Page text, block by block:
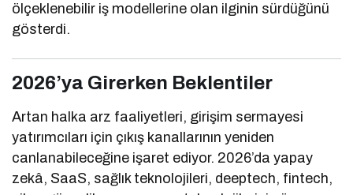
ölçeklenebilir iş modellerine olan ilginin sürdüğünü
gösterdi.
2026’ya Girerken Beklentiler
Artan halka arz faaliyetleri, girişim sermayesi
yatırımcıları için çıkış kanallarının yeniden
canlanabileceğine işaret ediyor. 2026’da yapay
zekâ, SaaS, sağlık teknolojileri, deeptech, fintech,